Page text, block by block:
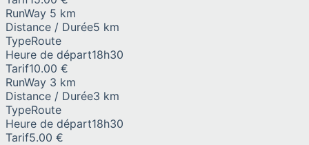
RunWay 5 km
Distance / Durée5 km
TypeRoute
Heure de départ18h30
Tarif10.00 €
RunWay 3 km
Distance / Durée3 km
TypeRoute
Heure de départ18h30
Tarif5.00 €